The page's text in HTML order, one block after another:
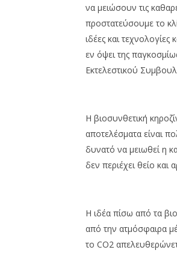
να μειώσουν τις
προστατεύσουμε το
ιδέες και
εν όψει της
Εκτελεστικού
Η βιοσυνθετική
αποτελέσματα είναι
δυνατό να μειωθεί η
δεν περιέχει θείο και
Η ιδέα πίσω από τα
από την ατμόσφαιρα
το CO2